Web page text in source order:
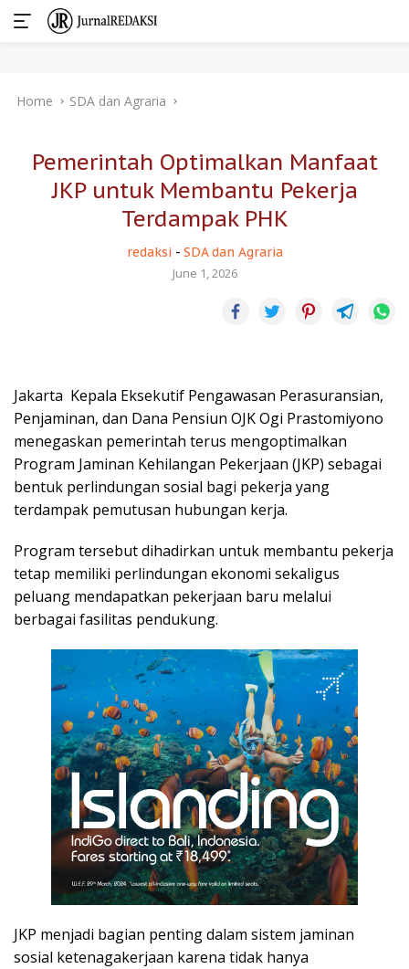
Home SDA dan Agraria
Pemerintah Optimalkan Manfaat
JKP untuk Membantu Pekerja
Terdampak PHK
redaksi - SDA dan Agraria
June 1, 2026
Jakarta  Kepala Eksekutif Pengawasan Perasuransian,
Penjaminan, dan Dana Pensiun OJK Ogi Prastomiyono
menegaskan pemerintah terus mengoptimalkan
Program Jaminan Kehilangan Pekerjaan (JKP) sebagai
bentuk perlindungan sosial bagi pekerja yang
terdampak pemutusan hubungan kerja.
Program tersebut dihadirkan untuk membantu pekerja
tetap memiliki perlindungan ekonomi sekaligus
peluang mendapatkan pekerjaan baru melalui
berbagai fasilitas pendukung.
JKP menjadi bagian penting dalam sistem jaminan
sosial ketenagakerjaan karena tidak hanya